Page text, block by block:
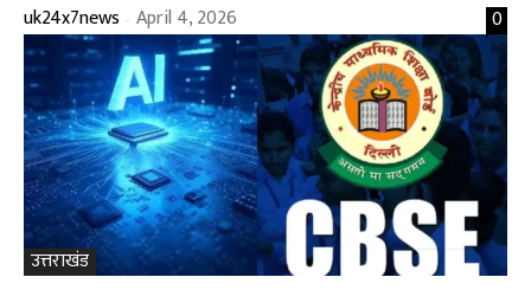
uk24x7news - April 4, 2026 0
उत्तराखंड